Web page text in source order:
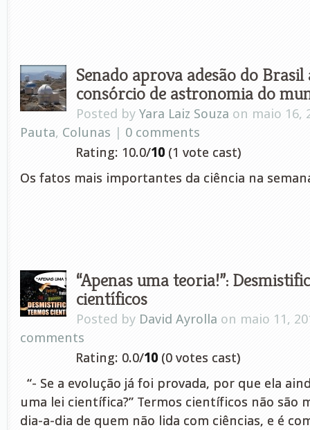
Senado aprova adesão do
consórcio de astronomia do
Posted by Yara Laiz Souza on maio 16,
Pauta, Colunas | 0 comments
Rating: 10.0/10 (1 vote cast)
Os fatos mais importantes da ciência na
“Apenas uma teoria!”:
científicos
Posted by David Ayrolla on maio 11,
comments
Rating: 0.0/10 (0 votes cast)
“- Se a evolução já foi provada, por que ela
uma lei científica?” Termos científicos não são
dia-a-dia de quem não lida com ciências, e é